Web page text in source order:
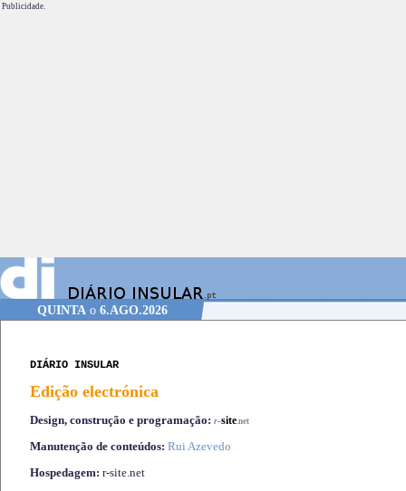
Publicidade.
QUINTAo 6.AGO.2026
DIÁRIO INSULAR
Edição electrónica
Design, construção e programação: r-site.net
Manutenção de conteúdos: Rui Azevedo
Hospedagem: r-site.net